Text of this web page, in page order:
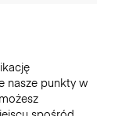
nasze punkty w